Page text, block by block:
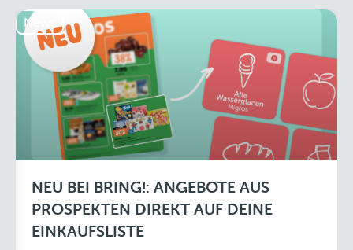
News
NEU BEI BRING!: ANGEBOTE AUS
PROSPEKTEN DIREKT AUF DEINE
EINKAUFSLISTE